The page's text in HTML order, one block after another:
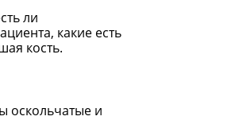
ли
какие есть
кость.
оскольчатые и